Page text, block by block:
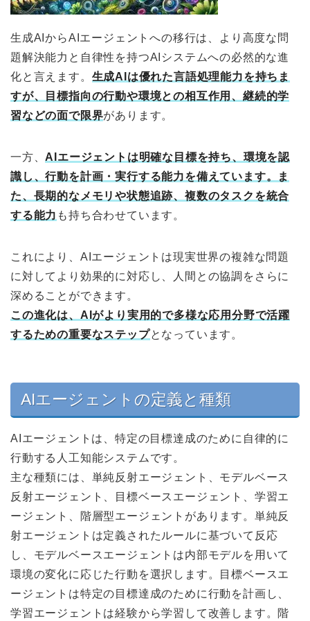
生成AIからAIエージェントへの移行は、より高度な問
題解決能力と自律性を持つAIシステムへの必然的な進
化と言えます。 生成AIは優れた言語処理能力を持ちま
すが、目標指向の行動や環境との相互作用、継続的学
習などの面で限界があります。
一方、 AIエージェントは明確な目標を持ち、環境を認
識し、行動を計画・実行する能力を備えています。ま
た、長期的なメモリや状態追跡、複数のタスクを統合
する能力 も持ち合わせています。
これにより、AIエージェントは現実世界の複雑な問題
に対してより効果的に対応し、人間との協調をさらに
深めることができます。
この進化は、AIがより実用的で多様な応用分野で活躍
するための重要なステップとなっています。
AIエージェントの定義と種類
AIエージェントは、特定の目標達成のために自律的に
行動する人工知能システムです。
主な種類には、単純反射エージェント、モデルベース
反射エージェント、目標ベースエージェント、学習エ
ージェント、階層型エージェントがあります。単純反
射エージェントは定義されたルールに基づいて反応
し、モデルベースエージェントは内部モデルを用いて
環境の変化に応じた行動を選択します。目標ベースエ
ージェントは特定の目標達成のために行動を計画し、
学習エージェントは経験から学習して改善します。階